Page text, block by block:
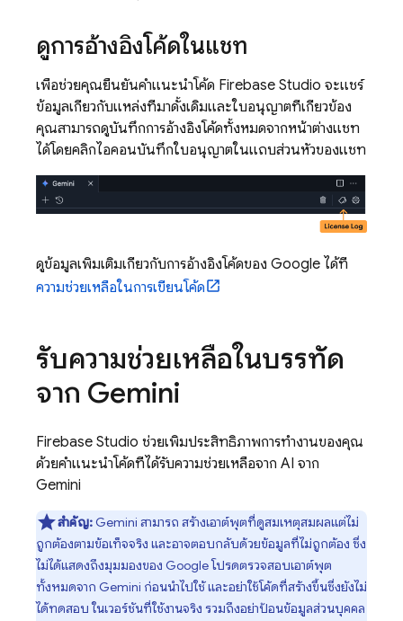
ดูการอ้างอิงโค้ดในแชท
เพื่อช่วยคุณยืนยันคำแนะนำโค้ด Firebase Studio จะแชร์
ข้อมูลเกี่ยวกับแหล่งที่มาดั้งเดิมและใบอนุญาตที่เกี่ยวข้อง
คุณสามารถดูบันทึกการอ้างอิงโค้ดทั้งหมดจากหน้าต่างแชท
ได้โดยคลิกไอคอนบันทึกใบอนุญาตในแถบส่วนหัวของแชท
ดูข้อมูลเพิ่มเติมเกี่ยวกับการอ้างอิงโค้ดของ Google ได้ที่
ความช่วยเหลือในการเขียนโค้ด
รับความช่วยเหลือในบรรทัด
จาก Gemini
Firebase Studio ช่วยเพิ่มประสิทธิภาพการทำงานของคุณ
ด้วยคำแนะนำโค้ดที่ได้รับความช่วยเหลือจาก AI จาก
Gemini
สำคัญ: Gemini สามารถ สร้างเอาต์พุตที่ดูสมเหตุสมผลแต่ไม่
ถูกต้องตามข้อเท็จจริง และอาจตอบกลับด้วยข้อมูลที่ไม่ถูกต้อง ซึ่ง
ไม่ได้แสดงถึงมุมมองของ Google โปรดตรวจสอบเอาต์พุต
ทั้งหมดจาก Gemini ก่อนนำไปใช้ และอย่าใช้โค้ดที่สร้างขึ้นซึ่งยังไม่
ได้ทดสอบ ในเวอร์ชันที่ใช้งานจริง รวมถึงอย่าป้อนข้อมูลส่วนบุคคล